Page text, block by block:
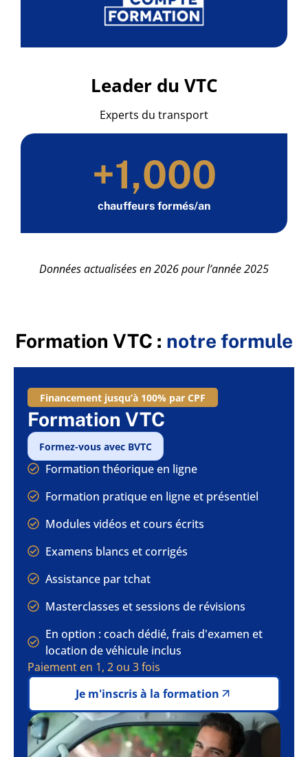
Leader du VTC
Experts du transport
chauffeurs formés/an
+1,000
Données actualisées en 2026 pour l’année 2025
Formation VTC : notre formule
Financement jusqu’à 100% par CPF
Formation VTC
Formez-vous avec BVTC
Formation théorique en ligne
Formation pratique en ligne et présentiel
Modules vidéos et cours écrits
Examens blancs et corrigés
Assistance par tchat
Masterclasses et sessions de révisions
En option : coach dédié, frais d'examen et
location de véhicule inclus
Paiement en 1, 2 ou 3 fois
Je m'inscris à la formation